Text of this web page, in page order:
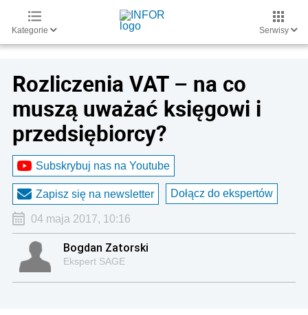
Kategorie Serwisy
Rozliczenia VAT – na co
muszą uważać księgowi i
przedsiębiorcy?
Subskrybuj nas na Youtube
Zapisz się na newsletter Dołącz do ekspertów
04 maja 2017, 10:16
Bogdan Zatorski
Ekspert SAGE